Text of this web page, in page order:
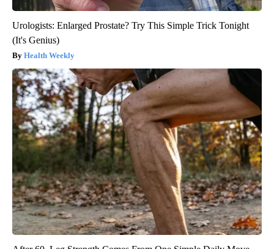
Urologists: Enlarged Prostate? Try This Simple Trick Tonight
(It's Genius)
Health Weekly